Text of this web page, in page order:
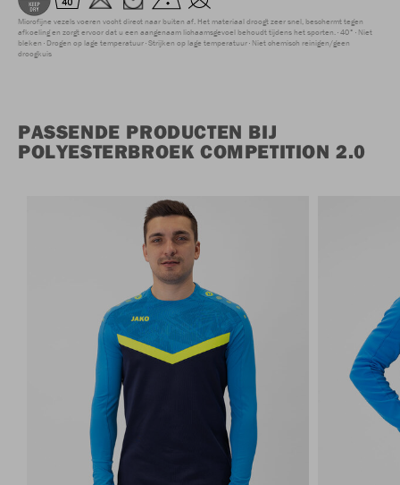
Microfijne vezels voeren vocht direct naar buiten af. Het materiaal droogt zeer snel, beschermt tegen
afkoeling en zorgt ervoor dat u een aangenaam lichaamsgevoel behoudt tijdens het sporten. 40° Niet
bleken Drogen op lage temperatuur Strijken op lage temperatuur Niet chemisch reinigen/geen
droogkuis
PASSENDE PRODUCTEN BIJ
POLYESTERBROEK COMPETITION 2.0